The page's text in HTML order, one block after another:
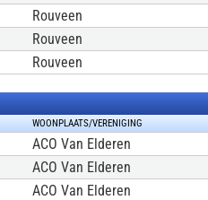
Rouveen
Rouveen
Rouveen
WOONPLAATS/VERENIGING
ACO Van Elderen
ACO Van Elderen
ACO Van Elderen